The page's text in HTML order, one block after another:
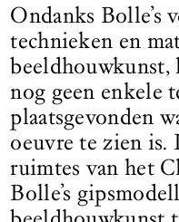
Ondanks Bolle’s
technieken en
beeldhouwkunst,
nog geen enkele
plaatsgevonden
oeuvre te zien is.
ruimtes van het
Bolle’s